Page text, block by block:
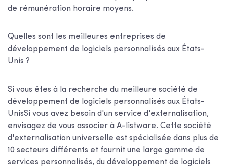
de rémunération horaire moyens.
Quelles sont les meilleures entreprises de
développement de logiciels personnalisés aux États-
Unis ?
Si vous êtes à la recherche du meilleure société de
développement de logiciels personnalisés aux États-
UnisSi vous avez besoin d'un service d'externalisation,
envisagez de vous associer à A-listware. Cette société
d'externalisation universelle est spécialisée dans plus de
10 secteurs différents et fournit une large gamme de
services personnalisés, du développement de logiciels